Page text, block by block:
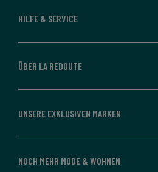
HILFE & SERVICE
ÜBER LA REDOUTE
UNSERE EXKLUSIVEN MARKEN
NOCH MEHR MODE & WOHNEN